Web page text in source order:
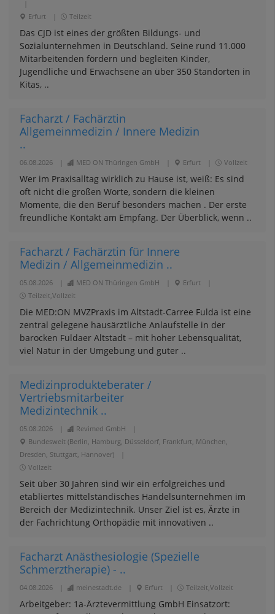
Erfurt
Teilzeit
Das CJD ist eines der größten Bildungs- und
Sozialunternehmen in Deutschland. Seine rund 11.000
Mitarbeitenden fördern und begleiten Kinder,
Jugendliche und Erwachsene an über 350 Standorten in
Kitas, ..
Facharzt / Fachärztin
Allgemeinmedizin / Innere Medizin
..
06.08.2026 MED ON Thüringen GmbH Erfurt Vollzeit
Wer im Praxisalltag wirklich zu Hause ist, weiß: Es sind
oft nicht die großen Worte, sondern die kleinen
Momente, die den Beruf besonders machen . Der erste
freundliche Kontakt am Empfang. Der Überblick, wenn ..
Facharzt / Fachärztin für Innere
Medizin / Allgemeinmedizin ..
05.08.2026 MED ON Thüringen GmbH Erfurt
Teilzeit,Vollzeit
Die MED:ON MVZPraxis im Altstadt‑Carree Fulda ist eine
zentral gelegene hausärztliche Anlaufstelle in der
barocken Fuldaer Altstadt – mit hoher Lebensqualität,
viel Natur in der Umgebung und guter ..
Medizinprodukteberater /
Vertriebsmitarbeiter
Medizintechnik ..
05.08.2026 Revimed GmbH
Bundesweit (Berlin, Hamburg, Düsseldorf, Frankfurt, München,
Dresden, Stuttgart, Hannover)
Vollzeit
Seit über 30 Jahren sind wir ein erfolgreiches und
etabliertes mittelständisches Handelsunternehmen im
Bereich der Medizintechnik. Unser Ziel ist es, Ärzte in
der Fachrichtung Orthopädie mit innovativen ..
Facharzt Anästhesiologie (Spezielle
Schmerztherapie) - ..
04.08.2026 meinestadt.de Erfurt Teilzeit,Vollzeit
Arbeitgeber: 1a-Ärztevermittlung GmbH Einsatzort: